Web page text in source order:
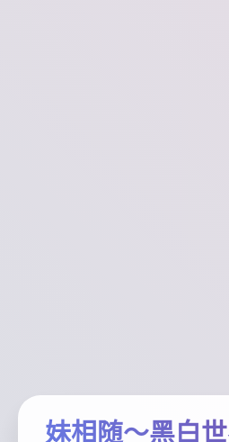
妹相随～黑白